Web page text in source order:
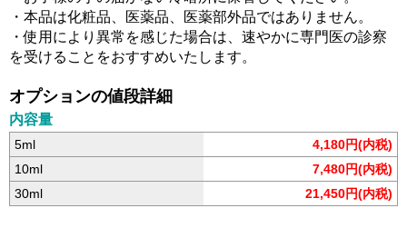
・本品は化粧品、医薬品、医薬部外品ではありません。
・使用により異常を感じた場合は、速やかに専門医の診察
を受けることをおすすめいたします。
オプションの値段詳細
内容量
5ml
4,180円(内税)
10ml
7,480円(内税)
30ml
21,450円(内税)